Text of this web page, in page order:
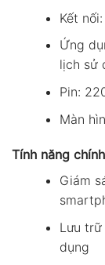
Kết
Ứng
lịch sử
Pin:
Màn
Tính năng chính
Giám
Lưu
dụng